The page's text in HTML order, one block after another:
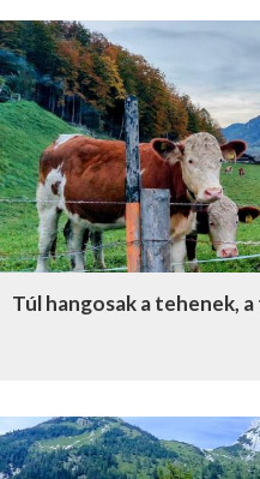
Túl hangosak a tehenek,